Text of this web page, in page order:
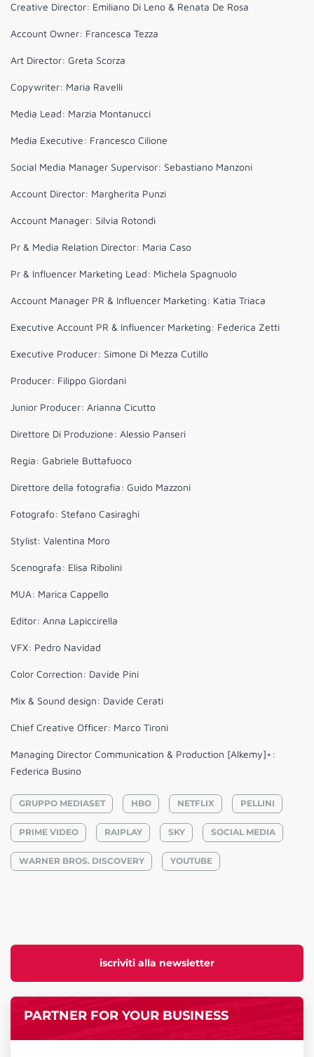
iscriviti alla newsletter
PARTNER FOR YOUR BUSINESS
Creative Director: Emiliano Di Leno & Renata De Rosa
Account Owner: Francesca Tezza
Art Director: Greta Scorza
Copywriter: Maria Ravelli
Media Lead: Marzia Montanucci
Media Executive: Francesco Cilione
Social Media Manager Supervisor: Sebastiano Manzoni
Account Director: Margherita Punzi
Account Manager: Silvia Rotondi
Pr & Media Relation Director: Maria Caso
Pr & Influencer Marketing Lead: Michela Spagnuolo
Account Manager PR & Influencer Marketing: Katia Triaca
Executive Account PR & Influencer Marketing: Federica Zetti
Executive Producer: Simone Di Mezza Cutillo
Producer: Filippo Giordani
Junior Producer: Arianna Cicutto
Direttore Di Produzione: Alessio Panseri
Regia: Gabriele Buttafuoco
Direttore della fotografia: Guido Mazzoni
Fotografo: Stefano Casiraghi
Stylist: Valentina Moro
Scenografa: Elisa Ribolini
MUA: Marica Cappello
Editor: Anna Lapiccirella
VFX: Pedro Navidad
Color Correction: Davide Pini
Mix & Sound design: Davide Cerati
Chief Creative Officer: Marco Tironi
Managing Director Communication & Production [Alkemy]+:
Federica Busino
GRUPPO MEDIASET HBO NETFLIX PELLINI
PRIME VIDEO RAIPLAY SKY SOCIAL MEDIA
WARNER BROS. DISCOVERY YOUTUBE